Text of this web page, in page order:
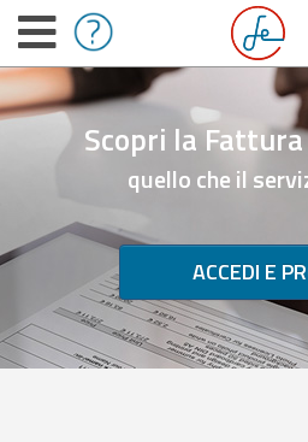
Scopri la
quello che il
ACCEDI E